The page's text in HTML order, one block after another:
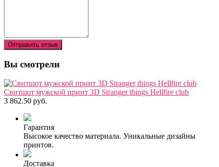
Отправить отзыв
Вы смотрели
Свитшот мужской принт 3D Stranger things Hellfire club
3 862.50 руб.
Гарантия
Высокое качество материала. Уникальные дизайны
принтов.
Доставка